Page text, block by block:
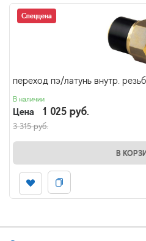
Спеццена
переход пэ/латунь внутр.
В наличии
Цена 1 025 руб.
3 315 руб.
В